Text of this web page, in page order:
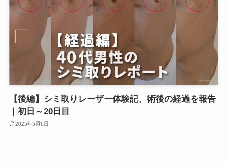
【後編】シミ取りレーザー体験記、術後の経過を報告
｜初日～20日目
2025年5月6日